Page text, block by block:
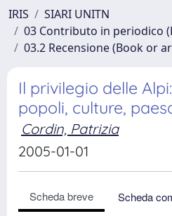
IRIS
SIARI UNITN
03 Contributo in periodico
03.2 Recensione (Book or
Il privilegio delle
popoli, culture,
Cordin, Patrizia
2005-01-01
Scheda breve
Scheda